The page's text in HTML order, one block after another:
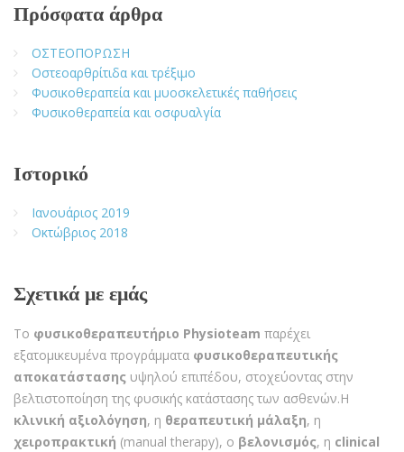
Πρόσφατα άρθρα
ΟΣΤΕΟΠΟΡΩΣΗ
Οστεοαρθρίτιδα και τρέξιμο
Φυσικοθεραπεία και μυοσκελετικές παθήσεις
Φυσικοθεραπεία και οσφυαλγία
Ιστορικό
Ιανουάριος 2019
Οκτώβριος 2018
Σχετικά με εμάς
Το φυσικοθεραπευτήριο Physioteam παρέχει
εξατομικευμένα προγράμματα φυσικοθεραπευτικής
αποκατάστασης υψηλού επιπέδου, στοχεύοντας στην
βελτιστοποίηση της φυσικής κατάστασης των ασθενών.Η
κλινική αξιολόγηση, η θεραπευτική μάλαξη, η
χειροπρακτική (manual therapy), ο βελονισμός, η clinical